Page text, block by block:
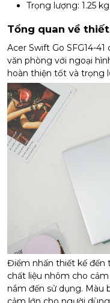
Trọng lượng: 1.25 kg
Tổng quan về
Acer Swift Go SFG14-
văn phòng với ngoại
hoàn thiện tốt và trọng
Điểm nhấn thiết kế đến
chất liệu nhôm cho
nắm đến sử dụng. Màu